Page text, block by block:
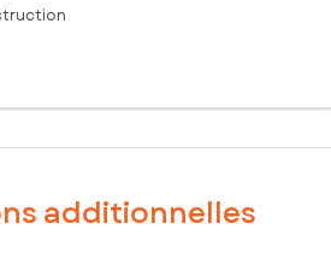
additionnelles